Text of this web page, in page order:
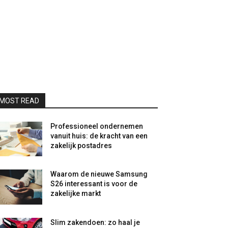
READ
Professioneel ondernemen
vanuit huis: de kracht van een
zakelijk postadres
Waarom de nieuwe Samsung
S26 interessant is voor de
zakelijke markt
Slim zakendoen: zo haal je